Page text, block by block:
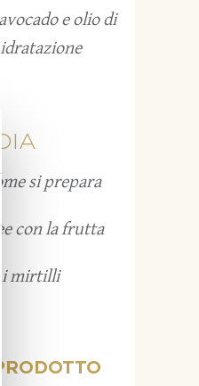
e olio di
si prepara
con la frutta
i mirtilli